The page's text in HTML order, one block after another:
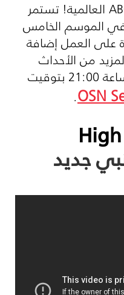
العالمية! تستمر
في الموسم الخامس
على العمل إضافة
من الأحداث
ابتداءً من السبت 9 مايو الساعة 21:00 بتوقيت
OSN
.
جديد